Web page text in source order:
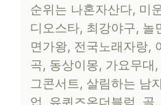
순위는 나혼자산다, 미
디오스타, 최강야구, 놀
면가왕, 전국노래자랑,
곡, 동상이몽, 가요무대
그콘서트, 살림하는 남
업, 유퀴즈온더블럭, 골